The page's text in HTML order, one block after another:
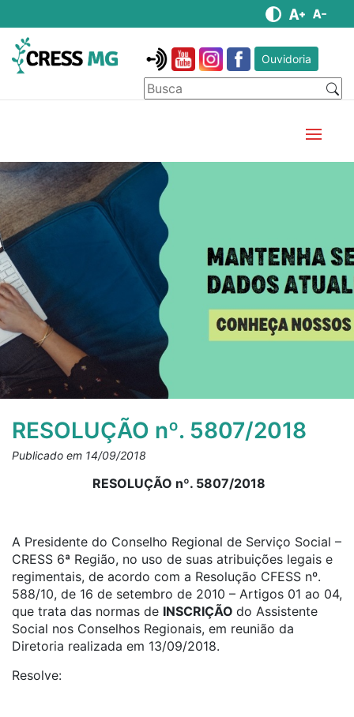
Ouvidoria
RESOLUÇÃO nº. 5807/2018
Publicado em 14/09/2018
RESOLUÇÃO nº. 5807/2018
A Presidente do Conselho Regional de Serviço Social –
CRESS 6ª Região, no uso de suas atribuições legais e
regimentais, de acordo com a Resolução CFESS nº.
588/10, de 16 de setembro de 2010 – Artigos 01 ao 04,
que trata das normas de INSCRIÇÃO do Assistente
Social nos Conselhos Regionais, em reunião da
Diretoria realizada em 13/09/2018.
Resolve: